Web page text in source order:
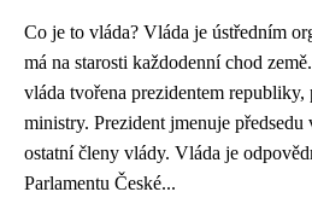
Co je to vláda? Vláda je ústředním
má na starosti každodenní chod
vláda tvořena prezidentem republiky,
ministry. Prezident jmenuje
ostatní členy vlády. Vláda je
Parlamentu České...